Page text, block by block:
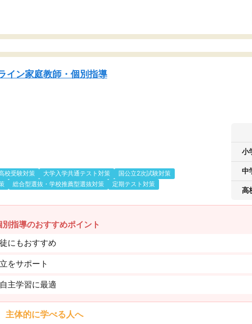
イン家庭教師・個別指導
校受験対策 大学入学共通テスト対策
国公立2次試験対策
総合型選抜・学校推薦型選抜対策 定期テスト対策
小
中
高
指導のおすすめポイント
にもおすすめ
をサポート
主学習に最適
主体的に学べる人へ